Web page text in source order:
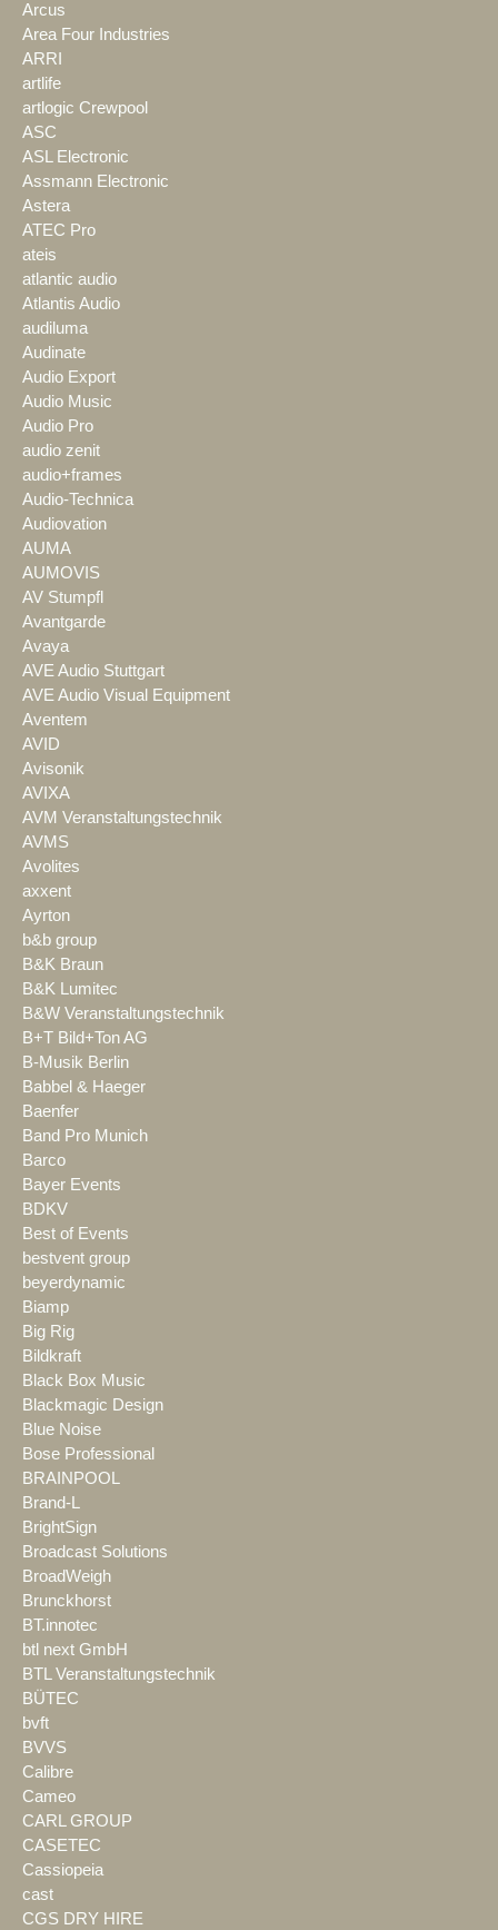
Arcus
Area Four Industries
ARRI
artlife
artlogic Crewpool
ASC
ASL Electronic
Assmann Electronic
Astera
ATEC Pro
ateis
atlantic audio
Atlantis Audio
audiluma
Audinate
Audio Export
Audio Music
Audio Pro
audio zenit
audio+frames
Audio-Technica
Audiovation
AUMA
AUMOVIS
AV Stumpfl
Avantgarde
Avaya
AVE Audio Stuttgart
AVE Audio Visual Equipment
Aventem
AVID
Avisonik
AVIXA
AVM Veranstaltungstechnik
AVMS
Avolites
axxent
Ayrton
b&b group
B&K Braun
B&K Lumitec
B&W Veranstaltungstechnik
B+T Bild+Ton AG
B-Musik Berlin
Babbel & Haeger
Baenfer
Band Pro Munich
Barco
Bayer Events
BDKV
Best of Events
bestvent group
beyerdynamic
Biamp
Big Rig
Bildkraft
Black Box Music
Blackmagic Design
Blue Noise
Bose Professional
BRAINPOOL
Brand-L
BrightSign
Broadcast Solutions
BroadWeigh
Brunckhorst
BT.innotec
btl next GmbH
BTL Veranstaltungstechnik
BÜTEC
bvft
BVVS
Calibre
Cameo
CARL GROUP
CASETEC
Cassiopeia
cast
CGS DRY HIRE